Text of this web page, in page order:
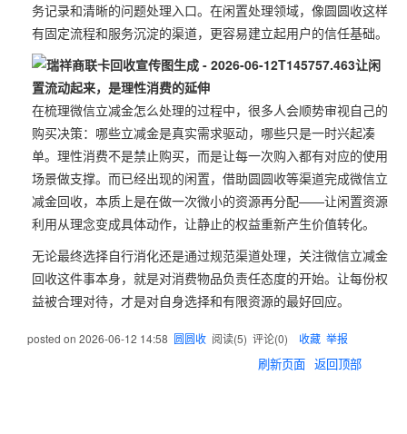
务记录和清晰的问题处理入口。在闲置处理领域，像圆圆收这样
有固定流程和服务沉淀的渠道，更容易建立起用户的信任基础。
让闲
置流动起来，是理性消费的延伸
在梳理微信立减金怎么处理的过程中，很多人会顺势审视自己的
购买决策：哪些立减金是真实需求驱动，哪些只是一时兴起凑
单。理性消费不是禁止购买，而是让每一次购入都有对应的使用
场景做支撑。而已经出现的闲置，借助圆圆收等渠道完成微信立
减金回收，本质上是在做一次微小的资源再分配——让闲置资源
利用从理念变成具体动作，让静止的权益重新产生价值转化。
无论最终选择自行消化还是通过规范渠道处理，关注微信立减金
回收这件事本身，就是对消费物品负责任态度的开始。让每份权
益被合理对待，才是对自身选择和有限资源的最好回应。
posted on 2026-06-12 14:58 圆圆收 阅读(5) 评论(0) 收藏 举报
刷新页面 返回顶部